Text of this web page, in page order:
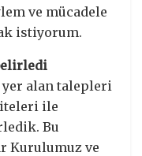
ve mücadele
istiyorum.
alan talepleri
ile
Bu
Kurulumuz ve